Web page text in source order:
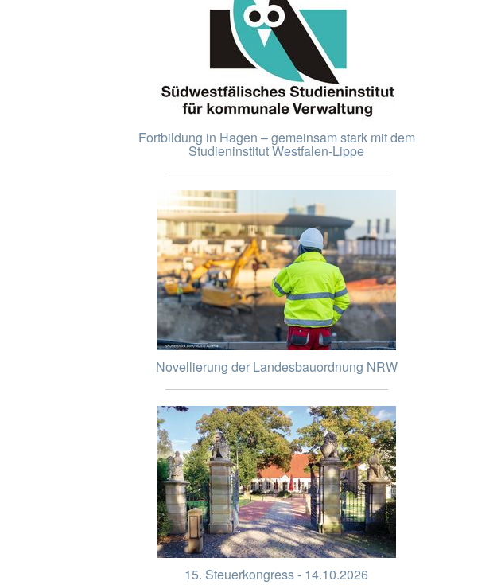
Fortbildung in Hagen – gemeinsam stark mit dem
Studieninstitut Westfalen-Lippe
Novellierung der Landesbauordnung NRW
15. Steuerkongress - 14.10.2026